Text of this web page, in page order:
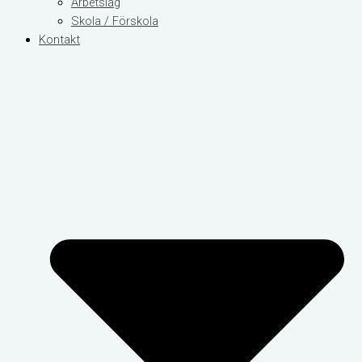
Skola / Förskola
Kontakt